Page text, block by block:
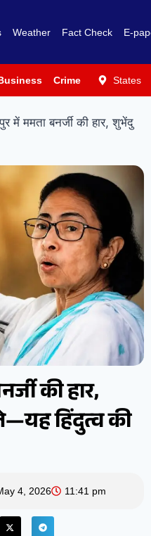
Weather Fact Check E-
Crime PoliticsStates
में ममता बनर्जी की हार, शुभेंदु
की हार,
हिंदुत्व की
4, 2026 11:41 pm